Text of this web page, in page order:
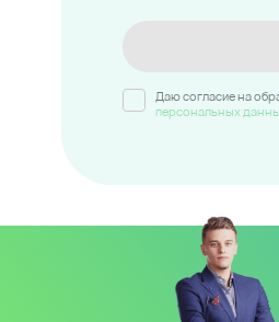
Даю согласие на
персональных